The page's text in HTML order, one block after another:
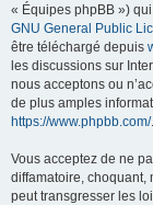
« Équipes phpBB »)
GNU General Public
être téléchargé depuis
les discussions sur
nous acceptons ou
de plus amples
https://www.phpbb.com/.
Vous acceptez de ne
diffamatoire, choquant,
peut transgresser les